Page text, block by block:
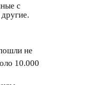
с
не
10.000